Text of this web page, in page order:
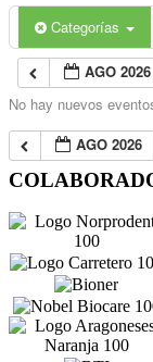
Categorías
AGO 2026
No hay nuevos
AGO 2026